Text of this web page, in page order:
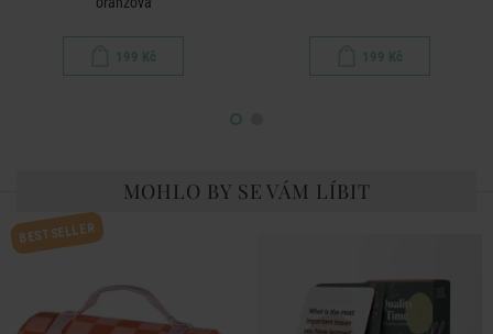
199 Kč 199 Kč
MOHLO BY SE VÁM LÍBIT
BESTSELLER